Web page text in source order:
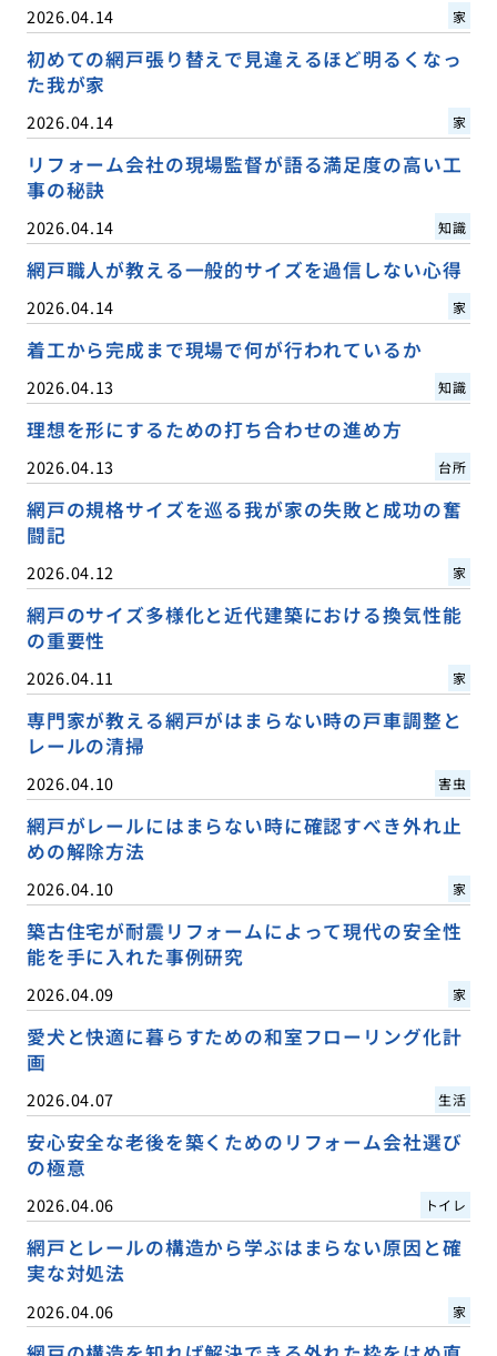
2026.04.14 家
初めての網戸張り替えで見違えるほど明るくなっ
た我が家
2026.04.14 家
リフォーム会社の現場監督が語る満足度の高い工
事の秘訣
2026.04.14 知識
網戸職人が教える一般的サイズを過信しない心得
2026.04.14 家
着工から完成まで現場で何が行われているか
2026.04.13 知識
理想を形にするための打ち合わせの進め方
2026.04.13 台所
網戸の規格サイズを巡る我が家の失敗と成功の奮
闘記
2026.04.12 家
網戸のサイズ多様化と近代建築における換気性能
の重要性
2026.04.11 家
専門家が教える網戸がはまらない時の戸車調整と
レールの清掃
2026.04.10 害虫
網戸がレールにはまらない時に確認すべき外れ止
めの解除方法
2026.04.10 家
築古住宅が耐震リフォームによって現代の安全性
能を手に入れた事例研究
2026.04.09 家
愛犬と快適に暮らすための和室フローリング化計
画
2026.04.07 生活
安心安全な老後を築くためのリフォーム会社選び
の極意
2026.04.06 トイレ
網戸とレールの構造から学ぶはまらない原因と確
実な対処法
2026.04.06 家